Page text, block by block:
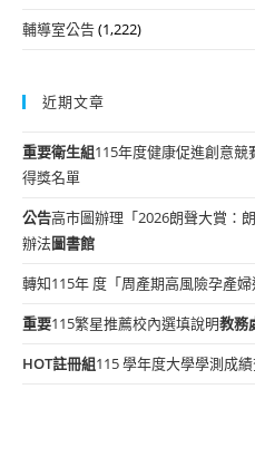
輔導室公告(1,222)
近期文章
重要衛生組115年度健康促進創意
得獎名單
公告高市圖辦理「2026朗聲大賞：
辦法圖書館
轉知115年 度「周產期高風險孕產婦
重要115繁星推薦校內選填說明教務
HOT註冊組115 學年度大學學測成